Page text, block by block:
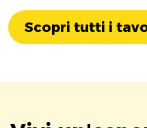
Scopri tutti i